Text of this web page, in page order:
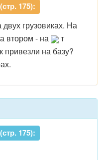
175):
грузовиках. На
втором - на
т
привезли на базу?
175):